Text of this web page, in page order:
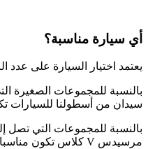
أي سيارة مناسبة؟
يعتمد اختيار السيارة على عدد
سيدان من أسطولنا للسيارات
مرسيدس V كلاس تكون مناسبا.